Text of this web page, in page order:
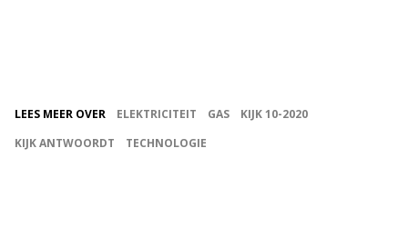
LEES MEER OVER ELEKTRICITEIT GAS
KIJK 10-2020
KIJK ANTWOORDT
TECHNOLOGIE